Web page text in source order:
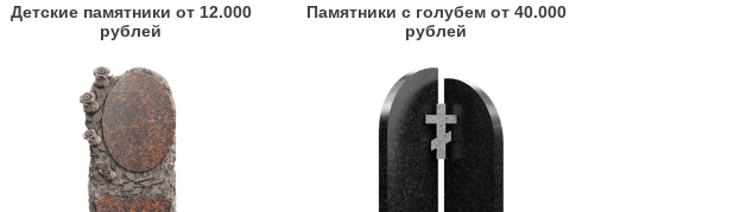
Детские памятники от 12.000
рублей
Памятники с голубем от 40.000
рублей